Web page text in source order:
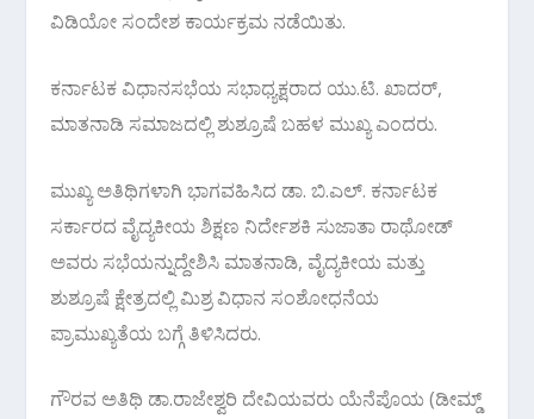
ವಿಡಿಯೋ ಸಂದೇಶ ಕಾರ್ಯಕ್ರಮ ನಡೆಯಿತು.
ಕರ್ನಾಟಕ ವಿಧಾನಸಭೆಯ ಸಭಾಧ್ಯಕ್ಷರಾದ ಯು.ಟಿ. ಖಾದರ್,
ಮಾತನಾಡಿ ಸಮಾಜದಲ್ಲಿ ಶುಶ್ರೂಷೆ ಬಹಳ ಮುಖ್ಯ ಎಂದರು.
ಮುಖ್ಯ ಅತಿಥಿಗಳಾಗಿ ಭಾಗವಹಿಸಿದ ಡಾ. ಬಿ.ಎಲ್. ಕರ್ನಾಟಕ
ಸರ್ಕಾರದ ವೈದ್ಯಕೀಯ ಶಿಕ್ಷಣ ನಿರ್ದೇಶಕಿ ಸುಜಾತಾ ರಾಥೋಡ್
ಅವರು ಸಭೆಯನ್ನುದ್ದೇಶಿಸಿ ಮಾತನಾಡಿ, ವೈದ್ಯಕೀಯ ಮತ್ತು
ಶುಶ್ರೂಷೆ ಕ್ಷೇತ್ರದಲ್ಲಿ ಮಿಶ್ರ ವಿಧಾನ ಸಂಶೋಧನೆಯ
ಪ್ರಾಮುಖ್ಯತೆಯ ಬಗ್ಗೆ ತಿಳಿಸಿದರು.
ಗೌರವ ಅತಿಥಿ ಡಾ.ರಾಜೇಶ್ವರಿ ದೇವಿಯವರು ಯೆನೆಪೊಯ (ಡೀಮ್ಡ್